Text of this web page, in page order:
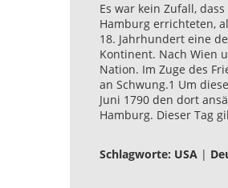
Es war kein Zufall,
Hamburg errichteten,
18. Jahrhundert eine
Kontinent. Nach Wien
Nation. Im Zuge des
an Schwung.1 Um
Juni 1790 den dort
Hamburg. Dieser Tag
Schlagworte: USA |